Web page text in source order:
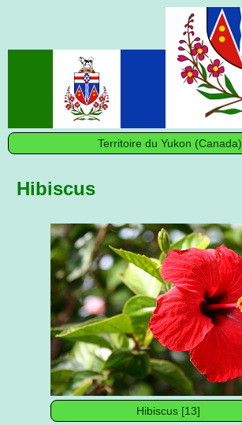
Territoire du Yukon (Canada)
Hibiscus
Hibiscus [13]